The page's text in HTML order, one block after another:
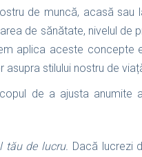
de muncă, acasă
de sănătate, nivelul de
aplica aceste concepte
stilului nostru de
de a ajusta anumite
tău de lucru. Dacă lucrezi